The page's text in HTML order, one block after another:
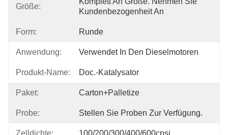
Größe:
Kundenbezogenheit An
Form: Runde
Anwendung: Verwendet In Den Dieselmotoren
Produkt-Name: Doc.-Katalysator
Paket: Carton+Palletize
Probe: Stellen Sie Proben Zur Verfügung.
Zelldichte: 100/200/300/400/600cpsi